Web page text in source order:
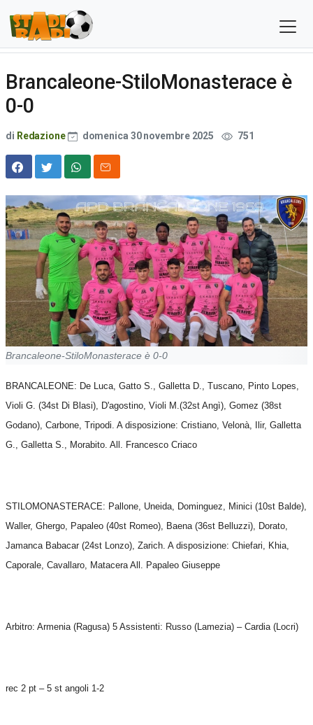
Brancaleone-StiloMonasterace è
0-0
di Redazione domenica 30 novembre 2025 751
Brancaleone-StiloMonasterace è 0-0
BRANCALEONE: De Luca, Gatto S., Galletta D., Tuscano, Pinto Lopes,
Violi G. (34st Di Blasi), D'agostino, Violi M.(32st Angì), Gomez (38st
Godano), Carbone, Tripodi. A disposizione: Cristiano, Velonà, Ilir, Galletta
G., Galletta S., Morabito. All. Francesco Criaco
STILOMONASTERACE: Pallone, Uneida, Dominguez, Minici (10st Balde),
Waller, Ghergo, Papaleo (40st Romeo), Baena (36st Belluzzi), Dorato,
Jamanca Babacar (24st Lonzo), Zarich. A disposizione: Chiefari, Khia,
Caporale, Cavallaro, Matacera All. Papaleo Giuseppe
Arbitro: Armenia (Ragusa) 5 Assistenti: Russo (Lamezia) – Cardia (Locri)
rec 2 pt – 5 st angoli 1-2